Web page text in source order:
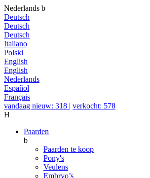
Nederlands b
Deutsch
Deutsch
Deutsch
Italiano
Polski
English
English
Nederlands
Español
Français
vandaag nieuw: 318 | verkocht: 578
H
Paarden
b
Paarden te koop
Pony's
Veulens
Embryo’s